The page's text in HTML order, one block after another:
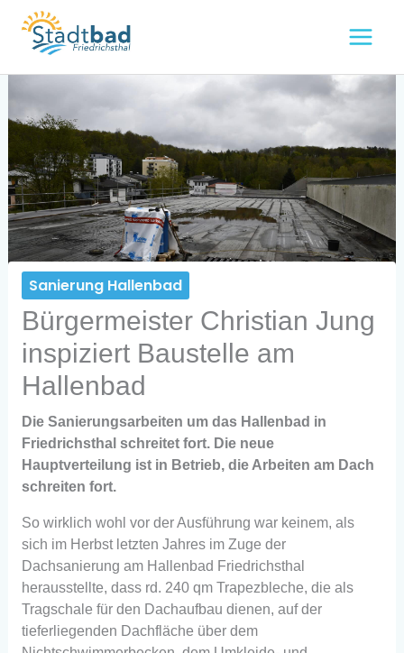
Inhalt
springen
Sanierung Hallenbad
Bürgermeister Christian Jung
inspiziert Baustelle am
Hallenbad
Die Sanierungsarbeiten um das Hallenbad in
Friedrichsthal schreitet fort. Die neue
Hauptverteilung ist in Betrieb, die Arbeiten am Dach
schreiten fort.
So wirklich wohl vor der Ausführung war keinem, als
sich im Herbst letzten Jahres im Zuge der
Dachsanierung am Hallenbad Friedrichsthal
herausstellte, dass rd. 240 qm Trapezbleche, die als
Tragschale für den Dachaufbau dienen, auf der
tieferliegenden Dachfläche über dem